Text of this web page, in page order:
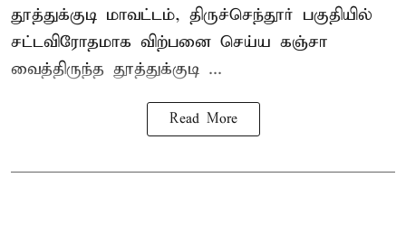
தூத்துக்குடி மாவட்டம், திருச்செந்தூர் பகுதியில்
சட்டவிரோதமாக விற்பனை செய்ய கஞ்சா
வைத்திருந்த தூத்துக்குடி ...
Read More